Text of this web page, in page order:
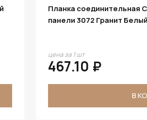
Планка соединительная
панели 3072 Гранит
цена за 1 шт
467.10 ₽
В